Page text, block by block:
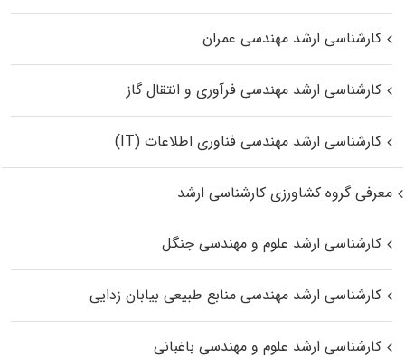
کارشناسی ارشد مهندسی عمران
کارشناسی ارشد مهندسی فرآوری و انتقال گاز
کارشناسی ارشد مهندسی فناوری اطلاعات (IT)
معرفی گروه کشاورزی کارشناسی ارشد
کارشناسی ارشد علوم و مهندسی جنگل
کارشناسی ارشد مهندسی منابع طبیعی بیابان زدایی
کارشناسی ارشد علوم و مهندسی باغبانی